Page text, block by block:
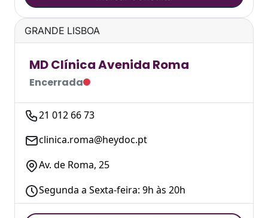
GRANDE LISBOA
MD Clínica Avenida Roma
Encerrada
21 012 66 73
clinica.roma@heydoc.pt
Av. de Roma, 25
Segunda a Sexta-feira: 9h às 20h